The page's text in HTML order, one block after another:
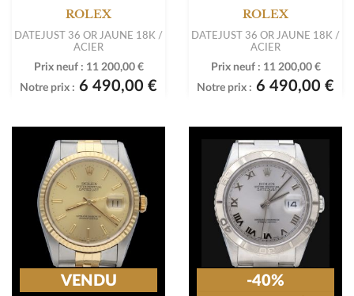
ROLEX
DATEJUST 36 OR JAUNE 18K /
ACIER
Prix neuf : 11 200,00 €
Notre prix : 6 490,00 €
ROLEX
DATEJUST 36 OR JAUNE 18K /
ACIER
Prix neuf : 11 200,00 €
Notre prix : 6 490,00 €
VENDU -40%